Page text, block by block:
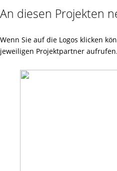
An diesen Projekten
Wenn Sie auf die Logos klicken
jeweiligen Projektpartner aufrufen.